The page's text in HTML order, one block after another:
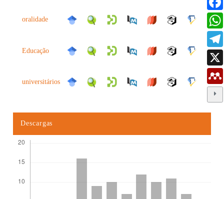
oralidade
Educação
universitários
Descargas